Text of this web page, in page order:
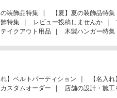
の装飾品特集 【夏】夏の装飾品特集
特集 レビュー投稿しませんか
テイクアウト用品 木製ハンガー特集
れ】ベルトパーティション 【名入
カスタムオーダー 店舗の設計・施